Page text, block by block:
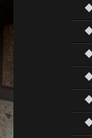
◆
◆
◆
◆
◆
◆